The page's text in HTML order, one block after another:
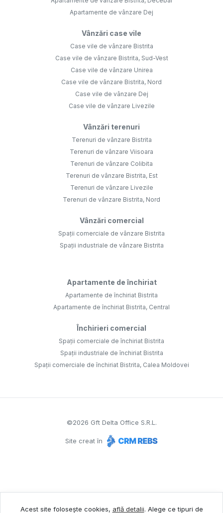
Apartamente de vânzare Dej
Vânzări case vile
Case vile de vânzare Bistrita
Case vile de vânzare Bistrita, Sud-Vest
Case vile de vânzare Unirea
Case vile de vânzare Bistrita, Nord
Case vile de vânzare Dej
Case vile de vânzare Livezile
Vânzări terenuri
Terenuri de vânzare Bistrita
Terenuri de vânzare Viisoara
Terenuri de vânzare Colibita
Terenuri de vânzare Bistrita, Est
Terenuri de vânzare Livezile
Terenuri de vânzare Bistrita, Nord
Vânzări comercial
Spații comerciale de vânzare Bistrita
Spații industriale de vânzare Bistrita
Apartamente de închiriat
Apartamente de închiriat Bistrita
Apartamente de închiriat Bistrita, Central
Închirieri comercial
Spații comerciale de închiriat Bistrita
Spații industriale de închiriat Bistrita
Spații comerciale de închiriat Bistrita, Calea Moldovei
©2026 Gft Delta Office S.R.L.
Site creat în
Acest site folosește cookies, află detalii. Alege ce tipuri de